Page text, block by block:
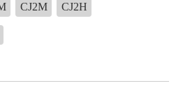
CJ2M CJ2H